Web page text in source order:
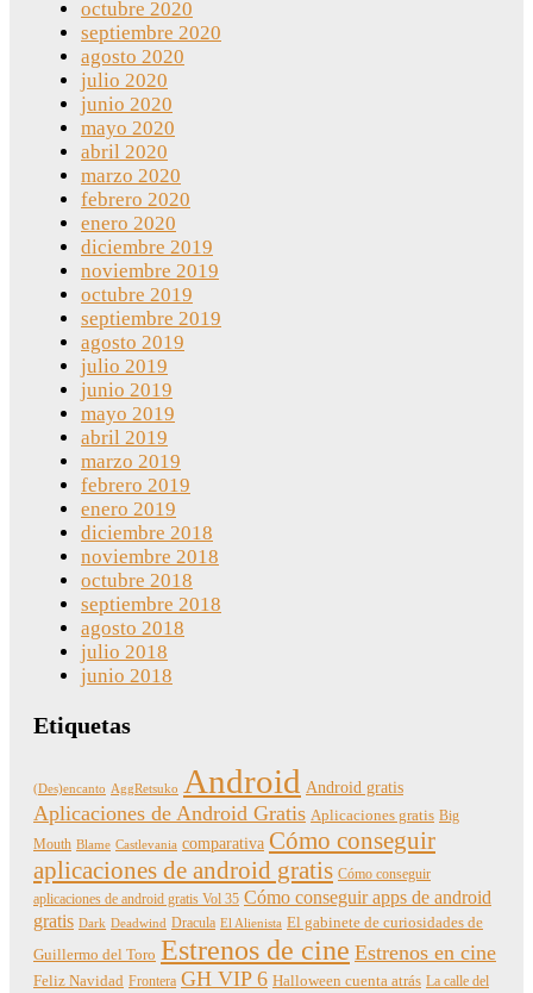
octubre 2020
septiembre 2020
agosto 2020
julio 2020
junio 2020
mayo 2020
abril 2020
marzo 2020
febrero 2020
enero 2020
diciembre 2019
noviembre 2019
octubre 2019
septiembre 2019
agosto 2019
julio 2019
junio 2019
mayo 2019
abril 2019
marzo 2019
febrero 2019
enero 2019
diciembre 2018
noviembre 2018
octubre 2018
septiembre 2018
agosto 2018
julio 2018
junio 2018
Etiquetas
(Des)encanto AggRetsuko Android Android gratis
Aplicaciones de Android Gratis Aplicaciones gratis Big
Mouth Blame Castlevania comparativa Cómo conseguir
aplicaciones de android gratis Cómo conseguir
aplicaciones de android gratis Vol 35 Cómo conseguir apps de android
gratis Dark Deadwind Dracula El Alienista El gabinete de curiosidades de
Guillermo del Toro Estrenos de cine Estrenos en cine
Feliz Navidad Frontera GH VIP 6 Halloween cuenta atrás La calle del